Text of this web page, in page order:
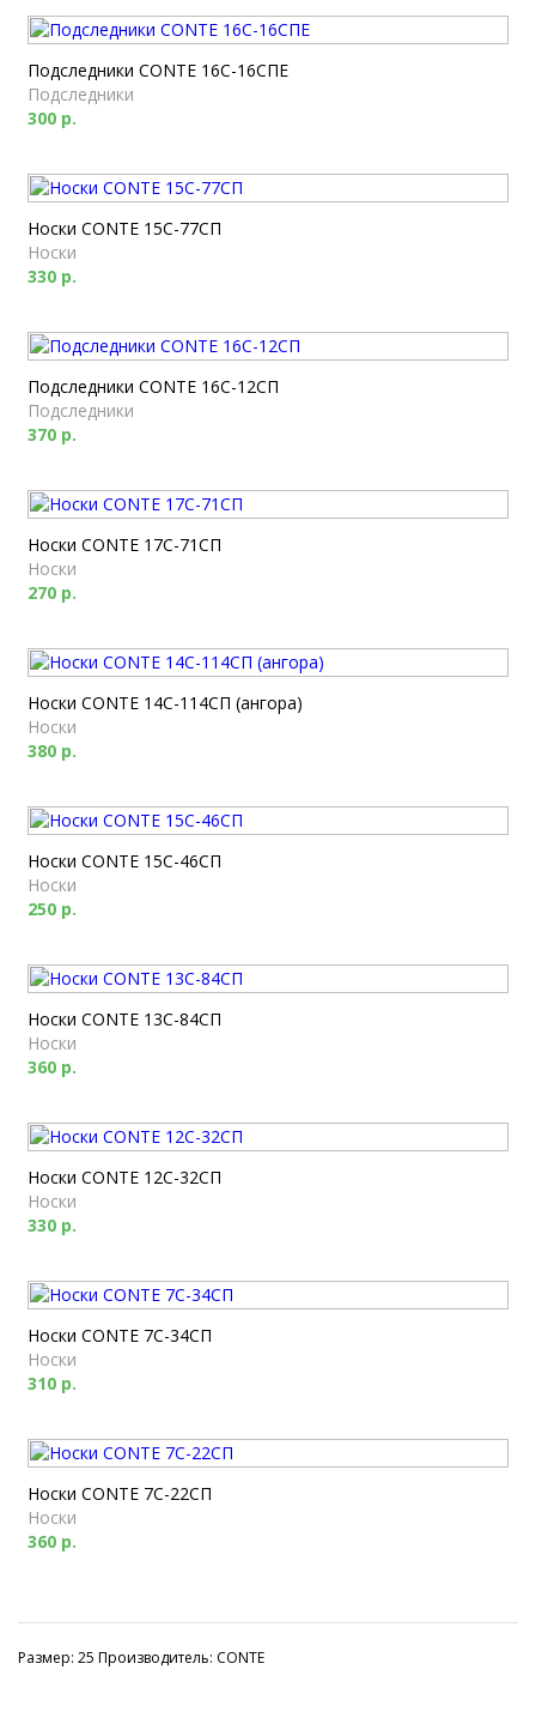
Подследники CONTE 16С-16СПЕ
Подследники
300 р.
Носки CONTE 15С-77СП
Носки
330 р.
Подследники CONTE 16C-12СП
Подследники
370 р.
Носки CONTE 17С-71СП
Носки
270 р.
Носки CONTE 14С-114СП (ангора)
Носки
380 р.
Носки CONTE 15С-46СП
Носки
250 р.
Носки CONTE 13С-84СП
Носки
360 р.
Носки CONTE 12С-32СП
Носки
330 р.
Носки CONTE 7С-34СП
Носки
310 р.
Носки CONTE 7С-22СП
Носки
360 р.
Размер: 25 Производитель: CONTE